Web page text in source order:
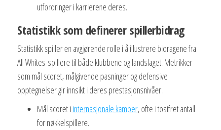
utfordringer i karrierene deres.
Statistikk som definerer spillerbidrag
Statistikk spiller en avgjørende rolle i å illustrere bidragene fra
All Whites-spillere til både klubbene og landslaget. Metrikker
som mål scoret, målgivende pasninger og defensive
opptegnelser gir innsikt i deres prestasjonsnivåer.
Mål scoret i internasjonale kamper, ofte i tosifret antall
for nøkkelspillere.